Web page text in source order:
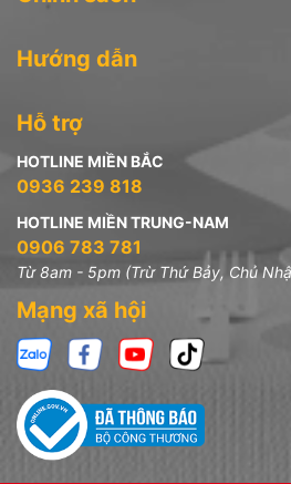
Hướng dẫn
Hỗ trợ
HOTLINE MIỀN BẮC
0936 239 818
HOTLINE MIỀN TRUNG-NAM
0906 783 781
Từ 8am - 5pm (Trừ Thứ Bảy, Chủ
Mạng xã hội